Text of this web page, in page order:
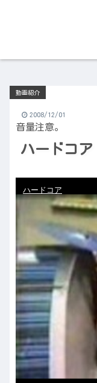
ハードコア
動画紹介
2008/12/01
音量注意。